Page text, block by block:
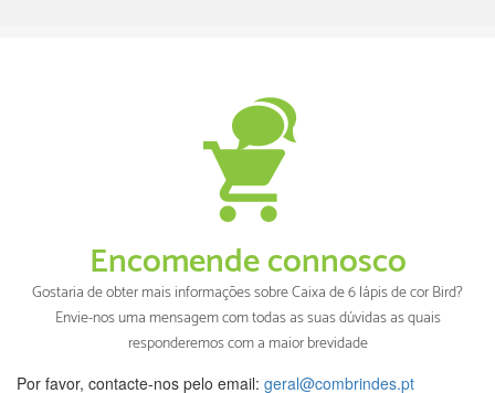
Encomende connosco
Gostaria de obter mais informações sobre Caixa de 6 lápis de cor Bird?
Envie-nos uma mensagem com todas as suas dúvidas as quais
responderemos com a maior brevidade
Por favor, contacte-nos pelo email: geral@combrindes.pt